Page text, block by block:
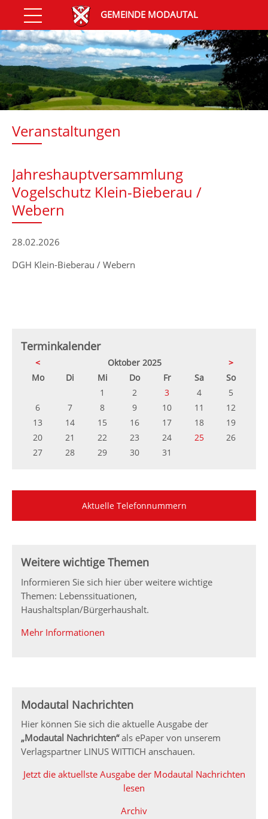
GEMEINDE MODAUTAL
Veranstaltungen
Jahreshauptversammlung
Vogelschutz Klein-Bieberau /
Webern
28.02.2026
DGH Klein-Bieberau / Webern
Terminkalender
< Oktober 2025
>
Montag Di enstagMittwochDonnerstag
Freitag SamstagSonntag
1
2 3 4
5
6
7 8 9 10 11
12
13
14 15 16 17 18
19
20
21 22 23 24 25
26
27
28 29 30 31
Aktuelle Telefonnummern
Weitere wichtige Themen
Informieren Sie sich hier über weitere wichtige
Themen: Lebenssituationen,
Haushaltsplan/Bürgerhaushalt.
Mehr Informationen
Modautal Nachrichten
Hier können Sie sich die aktuelle Ausgabe der
„Modautal Nachrichten“als ePaper von unserem
Verlagspartner LINUS WITTICH anschauen.
Jetzt die aktuellste Ausgabe der Modautal Nachrichten
lesen
Archiv